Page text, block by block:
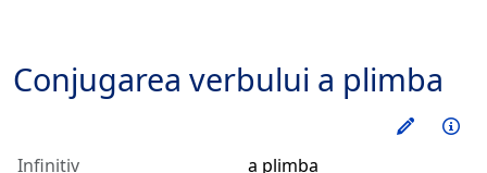
Conjugarea verbului a plimba
Infinitiv
a plimba